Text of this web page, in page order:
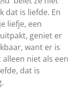
dat is liefde. En
liefje, een
geniet er
want er is
niet als een
dat is